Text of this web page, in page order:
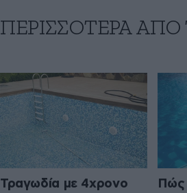
ΠΕΡΙΣΣΟΤΕΡΑ
Τραγωδία με 4χρονο
Πώς